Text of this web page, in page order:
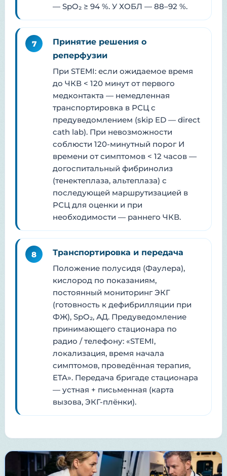
— SpO₂ ≥ 94 %. У ХОБЛ — 88–92 %.
7
Принятие решения о
реперфузии
При STEMI: если ожидаемое время
до ЧКВ < 120 минут от первого
медконтакта — немедленная
транспортировка в РСЦ с
предуведомлением (skip ED — direct
cath lab). При невозможности
соблюсти 120-минутный порог И
времени от симптомов < 12 часов —
догоспитальный фибринолиз
(тенектеплаза, альтеплаза) с
последующей маршрутизацией в
РСЦ для оценки и при
необходимости — раннего ЧКВ.
8
Транспортировка и передача
Положение полусидя (Фаулера),
кислород по показаниям,
постоянный мониторинг ЭКГ
(готовность к дефибрилляции при
ФЖ), SpO₂, АД. Предуведомление
принимающего стационара по
радио / телефону: «STEMI,
локализация, время начала
симптомов, проведённая терапия,
ETA». Передача бригаде стационара
— устная + письменная (карта
вызова, ЭКГ-плёнки).